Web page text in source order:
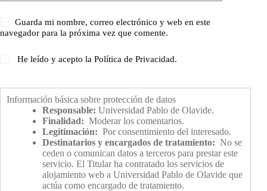
Guarda mi nombre, correo electrónico y web en este
navegador para la próxima vez que comente.
He leído y acepto laPolítica de Privacidad.
Información básica sobre protección de datos
Responsable: Universidad Pablo de Olavide.
Finalidad: Moderar los comentarios.
Legitimación: Por consentimiento del interesado.
Destinatarios y encargados de tratamiento: No se
ceden o comunican datos a terceros para prestar este
servicio. El Titular ha contratado los servicios de
alojamiento web a Universidad Pablo de Olavide que
actúa como encargado de tratamiento.